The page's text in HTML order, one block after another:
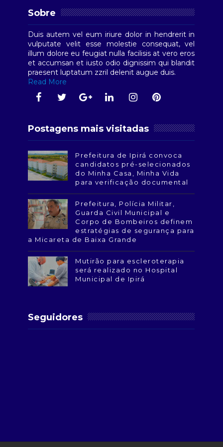
Sobre
Duis autem vel eum iriure dolor in hendrerit in
vulputate velit esse molestie consequat, vel
illum dolore eu feugiat nulla facilisis at vero eros
et accumsan et iusto odio dignissim qui blandit
praesent luptatum zzril delenit augue duis.
Read More
Postagens mais visitadas
Prefeitura de Ipirá convoca
candidatos pré-selecionados
do Minha Casa, Minha Vida
para verificação documental
Prefeitura, Polícia Militar,
Guarda Civil Municipal e
Corpo de Bombeiros definem
estratégias de segurança para
a Micareta de Baixa Grande
Mutirão para escleroterapia
será realizado no Hospital
Municipal de Ipirá
Seguidores